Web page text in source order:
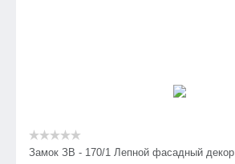
Замок ЗВ - 170/1 Лепной фасадный декор